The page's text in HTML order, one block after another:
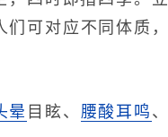
可对应不同体质
晕 目眩、 腰酸 耳鸣